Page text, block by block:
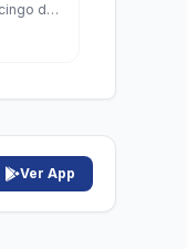
MANUEL FERNANDO SOTO 211, CENTRO, Tulancingo de Bravo, Hidalgo
Ver App